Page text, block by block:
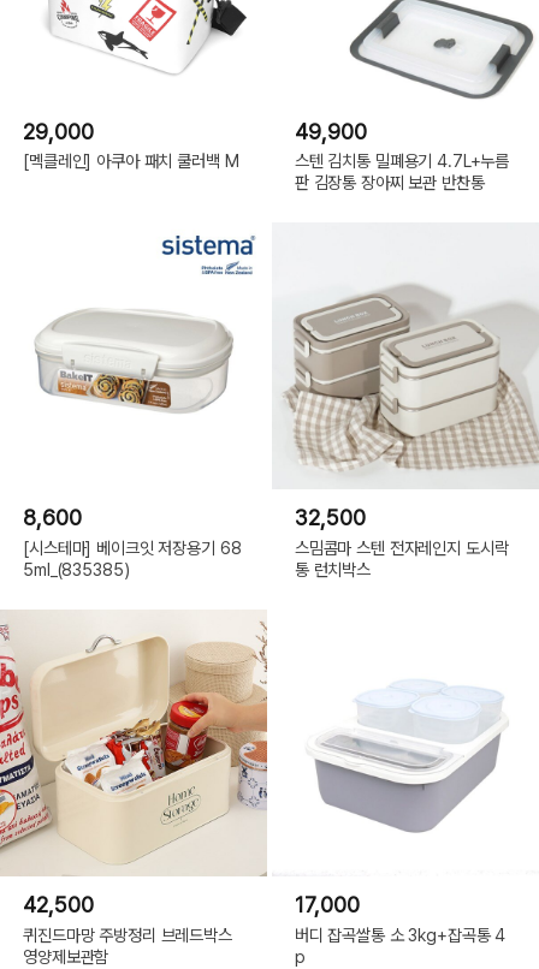
29,000
[멕클레인] 아쿠아 패치 쿨러백 M
49,900
스텐 김치통 밀폐용기 4.7L+누름
판 김장통 장아찌 보관 반찬통
8,600
[시스테마] 베이크잇 저장용기 68
5ml_(835385)
32,500
스밈콤마 스텐 전자레인지 도시락
통 런치박스
42,500
퀴진드마망 주방정리 브레드박스
영양제보관함
17,000
버디 잡곡쌀통 소 3kg+잡곡통 4
p